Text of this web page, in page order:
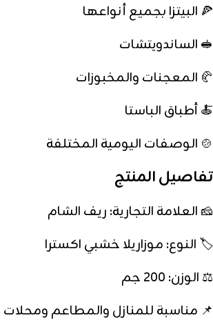
🍕 البيتزا بجميع أنواعها
🥪 الساندويتشات
🥐 المعجنات والمخبوزات
🍝 أطباق الباستا
🍲 الوصفات اليومية المختلفة
تفاصيل المنتج
🧀 العلامة التجارية: ريف الشام
🏷️ النوع: موزاريلا خشبي اكسترا
⚖️ الوزن: 200 جم
📌 مناسبة للمنازل والمطاعم ومحلات